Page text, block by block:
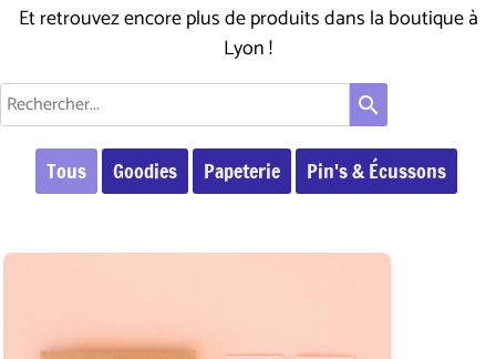
Et retrouvez encore plus de produits dans la boutique à
Lyon !
search
Tous Goodies Papeterie Pin's & Écussons